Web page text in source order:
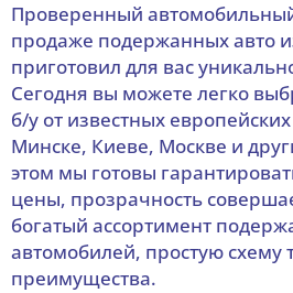
Проверенный
продаже подержанных авто
приготовил для вас
Сегодня вы можете легко
б/у от известных
Минске, Киеве, Москве и
этом мы готовы
цены, прозрачность
богатый ассортимент
автомобилей, простую схему
преимущества.